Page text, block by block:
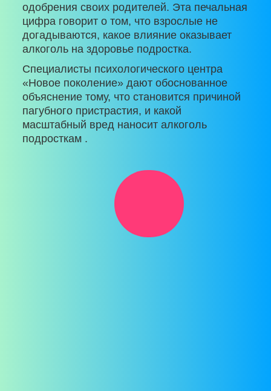
одобрения своих родителей. Эта печальная
цифра говорит о том, что взрослые не
догадываются, какое влияние оказывает
алкоголь на здоровье подростка.
Специалисты психологического центра
«Новое поколение» дают обоснованное
объяснение тому, что становится причиной
пагубного пристрастия, и какой
масштабный вред наносит алкоголь
подросткам .